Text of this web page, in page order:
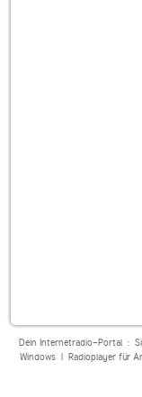
Dein Internetradio-Portal :
Windows| Radioplayer für